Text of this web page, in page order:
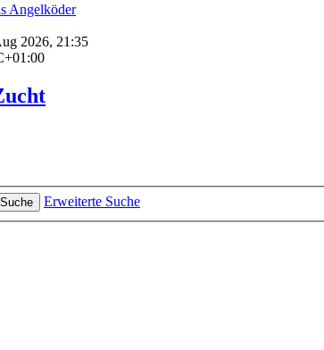
Angelköder
2026, 21:35
Suche
Erweiterte Suche